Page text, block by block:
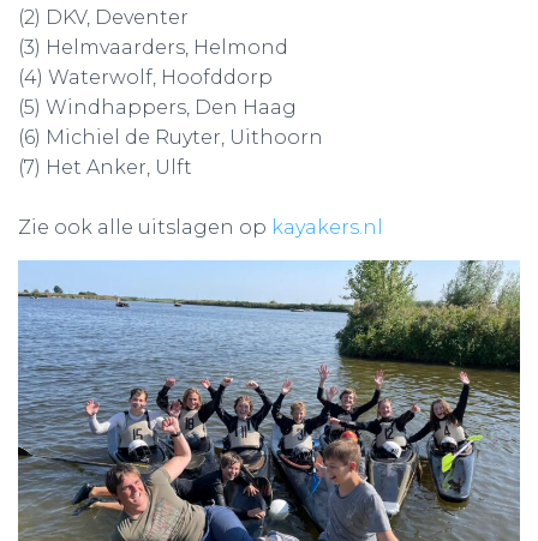
(2) DKV, Deventer
(3) Helmvaarders, Helmond
(4) Waterwolf, Hoofddorp
(5) Windhappers, Den Haag
(6) Michiel de Ruyter, Uithoorn
(7) Het Anker, Ulft
Zie ook alle uitslagen op kayakers.nl